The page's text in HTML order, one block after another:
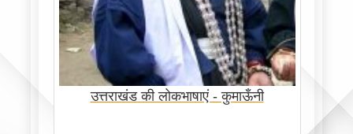
उत्तराखंड की लोकभाषाएं - कुमाऊँनी